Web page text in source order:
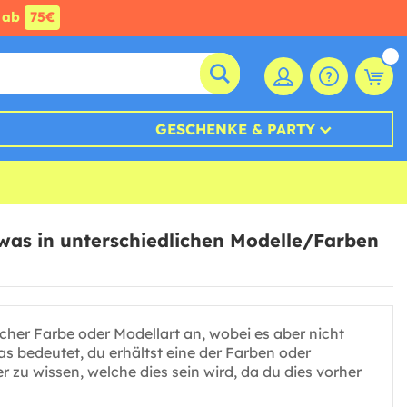
75€
GESCHENKE & PARTY
in unterschiedlichen Modelle/Farben
Farbe oder Modellart an, wobei es aber nicht
bedeutet, du erhältst eine der Farben oder
wissen, welche dies sein wird, da du dies vorher